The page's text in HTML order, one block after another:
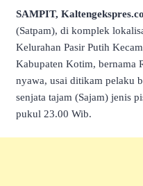
SAMPIT,
(Satpam), di komplek
Kelurahan Pasir Putih
Kabupaten Kotim, bernama
nyawa, usai ditikam pelaku
senjata tajam (Sajam) jenis
pukul 23.00 Wib.